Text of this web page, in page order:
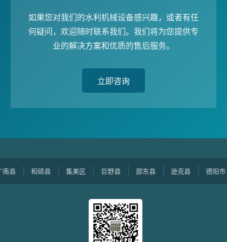
如果您对我们的水利机械设备感兴趣，或者有任
何疑问，欢迎随时联系我们。我们将为您提供专
业的解决方案和优质的售后服务。
立即咨询
和硕县 集美区 巨野县 邵东县 逊克县 德阳市